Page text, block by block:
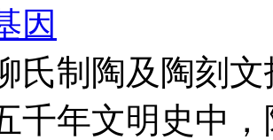
氏制陶及陶刻
千年文明史中